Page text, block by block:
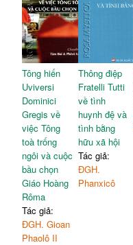
Tông hiến
Uviversi
Dominici
Gregis về
việc Tông
toà trống
ngôi và cuộc
bầu chọn
Giáo Hoàng
Rôma
Tác giả:
ĐGH. Gioan
Phaolô II
Thông điệp
Fratelli Tutti
về tình
huynh đệ và
tình bằng
hữu xã hội
Tác giả:
ĐGH.
Phanxicô